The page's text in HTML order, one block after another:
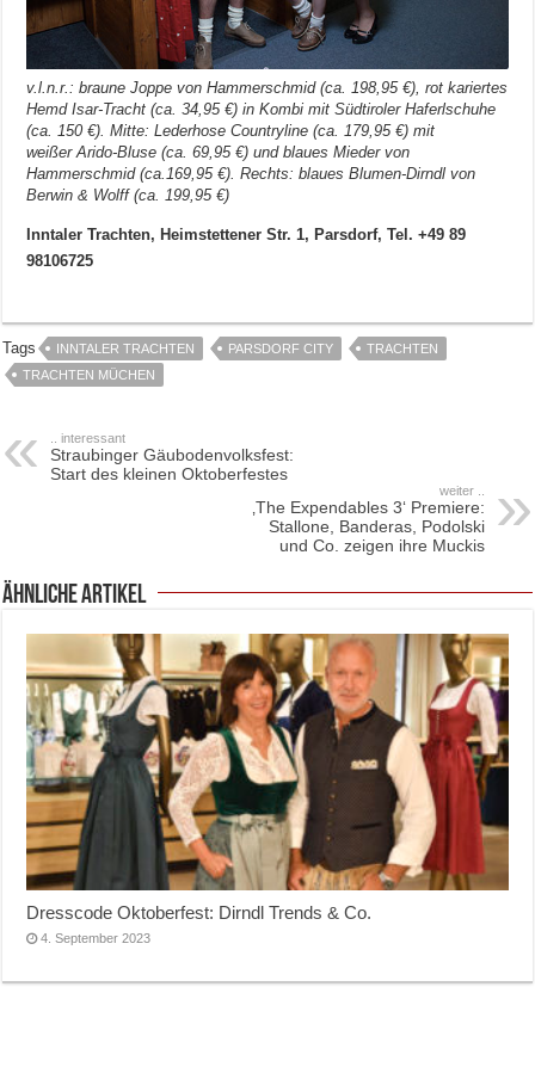
v.l.n.r.: braune Joppe von Hammerschmid (ca. 198,95 €), rot kariertes
Hemd Isar-Tracht (ca. 34,95 €) in Kombi mit Südtiroler Haferlschuhe
(ca. 150 €). Mitte: Lederhose Countryline (ca. 179,95 €) mit
weißer Arido-Bluse (ca. 69,95 €) und blaues Mieder von
Hammerschmid (ca.169,95 €). Rechts: blaues Blumen-Dirndl von
Berwin & Wolff (ca. 199,95 €)
Inntaler Trachten, Heimstettener Str. 1, Parsdorf, Tel. +49 89
98106725
Tags INNTALER TRACHTEN PARSDORF CITY
TRACHTEN
TRACHTEN MÜCHEN
.. interessant
Straubinger Gäubodenvolksfest:
Start des kleinen Oktoberfestes
weiter ..
‚The Expendables 3‘ Premiere:
Stallone, Banderas, Podolski
und Co. zeigen ihre Muckis
ähnliche Artikel
Dresscode Oktoberfest: Dirndl Trends & Co.
4. September 2023